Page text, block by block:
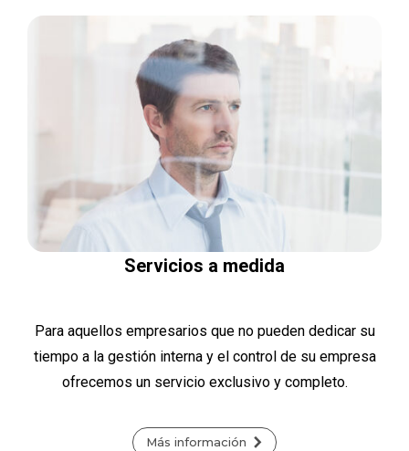
Servicios a medida
Para aquellos empresarios que no pueden dedicar su
tiempo a la gestión interna y el control de su empresa
ofrecemos un servicio exclusivo y completo.
Más información